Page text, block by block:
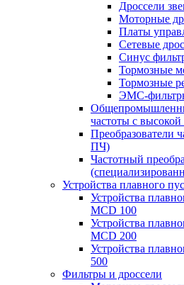
Дроссели
Моторные
Платы
Сетевые
Синус
Тормозные
Тормозные
ЭМС-
частоты с высокой
Преобразователи
ПЧ)
Частотный
Устройства плавного
Устройства
MCD 100
Устройства
MCD 200
Устройства
500
Фильтры и дроссели